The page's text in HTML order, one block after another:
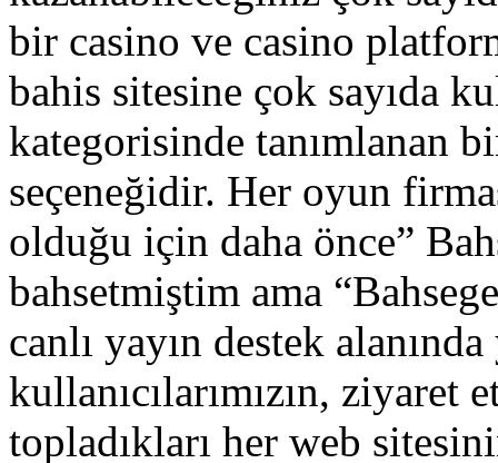
bir casino ve casino
bahis sitesine çok sayıda
kategorisinde tanımlanan
seçeneğidir. Her oyun
olduğu için daha önce”
bahsetmiştim ama
canlı yayın destek
kullanıcılarımızın,
topladıkları her web